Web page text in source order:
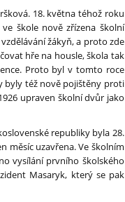
18. května téhož roku
škole nově zřízena školní
žákyň, a proto zde
hře na housle, škola tak
Proto byl v tomto roce
byly též nově pojištěny proti
upraven školní dvůr jako
republiky byla 28.
měsíc uzavřena. Ve školním
vysílání prvního školského
Masaryk, který se pak